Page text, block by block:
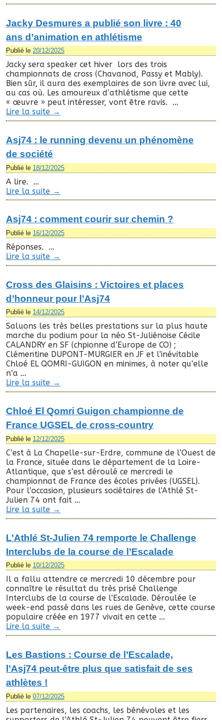
Jacky Desmures a publié son livre : 40
ans d’animation en athlétisme
Publié le 20/12/2025
Jacky sera speaker cet hiver lors des trois
championnats de cross (Chavanod, Passy et Mably).
Bien sûr, il aura des exemplaires de son livre avec lui,
au cas où. Les amoureux d’athlétisme que cette
« œuvre » peut intéresser, vont être ravis. …
Lire la suite →
Asj74 : le running devenu un phénomène
de société
Publié le 18/12/2025
A lire. …
Lire la suite →
Asj74 : comment courir sur chemin ?
Publié le 16/12/2025
Réponses. …
Lire la suite →
Cross des Glaisins : Victoires et places
d’honneur pour l’Asj74
Publié le 14/12/2025
Saluons les très belles prestations sur la plus haute
marche du podium pour la néo St-Juliénoise Cécile
CALANDRY en SF (chpionne d’Europe de CO) ;
Clémentine DUPONT-MURGIER en JF et l’inévitable
Chloé EL QOMRI-GUIGON en minimes, à noter qu’elle
n’a …
Lire la suite →
Chloé El Qomri Guigon championne de
France UGSEL de cross-country
Publié le 12/12/2025
C’est à La Chapelle-sur-Erdre, commune de l’Ouest de
la France, située dans le département de la Loire-
Atlantique, que s’est déroulé ce mercredi le
championnat de France des écoles privées (UGSEL).
Pour l’occasion, plusieurs sociétaires de l’Athlé St-
Julien 74 ont fait …
Lire la suite →
L’Athlé St-Julien 74 remporte le Challenge
Interclubs de la course de l’Escalade
Publié le 10/12/2025
Il a fallu attendre ce mercredi 10 décembre pour
connaître le résultat du très prisé Challenge
Interclubs de la course de l’Escalade. Déroulée le
week-end passé dans les rues de Genève, cette course
populaire créée en 1977 vivait en cette …
Lire la suite →
Les Bastions : Course de l’Escalade,
l’Asj74 peut-être plus que satisfait de ses
athlètes !
Publié le 07/12/2025
Les partenaires, les coachs, les bénévoles et les